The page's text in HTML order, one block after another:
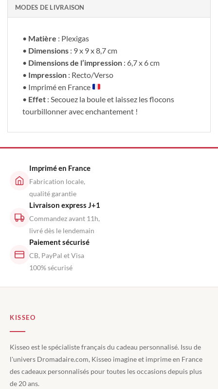
MODES DE LIVRAISON
• Matière : Plexigas
• Dimensions : 9 x 9 x 8,7 cm
• Dimensions de l’impression : 6,7 x 6 cm
• Impression : Recto/Verso
• Imprimé en France
• Effet : Secouez la boule et laissez les flocons
tourbillonner avec enchantement !
Imprimé en France
Fabrication locale,
qualité garantie
Livraison express J+1
Commandez avant 11h,
livré dès le lendemain
Paiement sécurisé
CB, PayPal et Visa
100% sécurisé
KISSEO
Kisseo est le spécialiste français du cadeau personnalisé. Issu de
l'univers Dromadaire.com, Kisseo imagine et imprime en France
des cadeaux personnalisés pour toutes les occasions depuis plus
de 20 ans.